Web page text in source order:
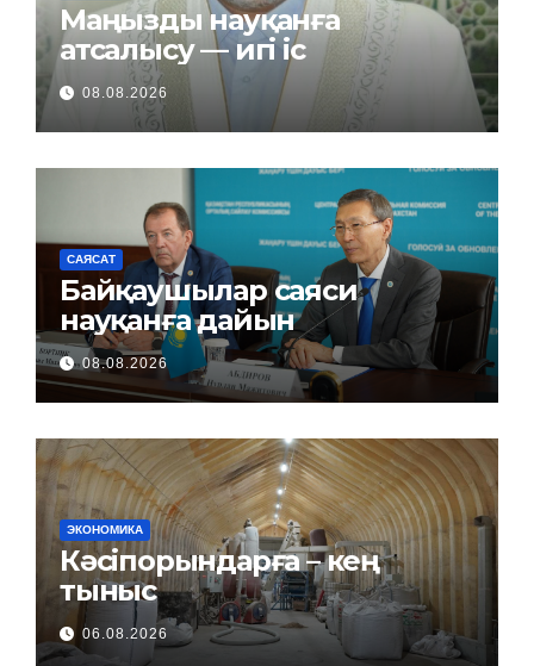
Маңызды науқанға
атсалысу — игі іс
08.08.2026
САЯСАТ
Байқаушылар саяси
науқанға дайын
08.08.2026
ЭКОНОМИКА
Кәсіпорындарға – кең
тыныс
06.08.2026